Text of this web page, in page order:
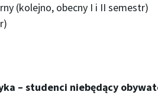
(kolejno, obecny I i II semestr)
– studenci niebędący